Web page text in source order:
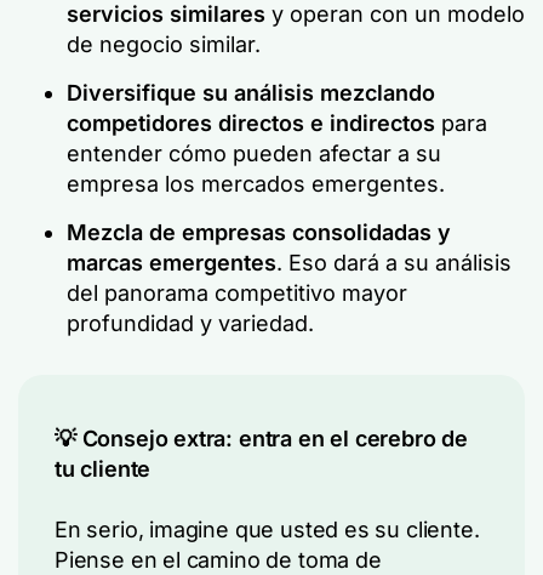
servicios similares y operan con un modelo
de negocio similar.
Diversifique su análisis mezclando
competidores directos e indirectos para
entender cómo pueden afectar a su
empresa los mercados emergentes.
Mezcla de empresas consolidadas y
marcas emergentes. Eso dará a su análisis
del panorama competitivo mayor
profundidad y variedad.
💡 Consejo extra: entra en el cerebro de
tu cliente
En serio, imagine que usted es su cliente.
Piense en el camino de toma de